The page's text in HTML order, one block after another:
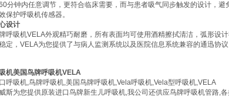
分钟内任意调节，更符合临床需要，而与患者吸气同步触发的设计，
保护呼吸机传感器。
设计
呼吸机VELA外观精巧耐磨，所有表面均可使用酒精擦拭清洁，弧形设
定，VELA为您提供了与病人监测系统以及医院信息系统兼容的通迅协
机美国鸟牌呼吸机VELA
呼吸机,鸟牌呼吸机,美国鸟牌呼吸机,Vela呼吸机,Vela型呼吸机,VELA
斯为您提供原装进口鸟牌新生儿呼吸机,我公司还供应鸟牌呼吸机管路,